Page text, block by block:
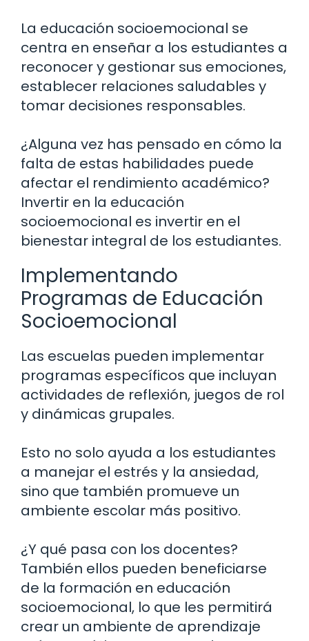
La educación socioemocional se
centra en enseñar a los estudiantes a
reconocer y gestionar sus emociones,
establecer relaciones saludables y
tomar decisiones responsables.
¿Alguna vez has pensado en cómo la
falta de estas habilidades puede
afectar el rendimiento académico?
Invertir en la educación
socioemocional es invertir en el
bienestar integral de los estudiantes.
Implementando
Programas de Educación
Socioemocional
Las escuelas pueden implementar
programas específicos que incluyan
actividades de reflexión, juegos de rol
y dinámicas grupales.
Esto no solo ayuda a los estudiantes
a manejar el estrés y la ansiedad,
sino que también promueve un
ambiente escolar más positivo.
¿Y qué pasa con los docentes?
También ellos pueden beneficiarse
de la formación en educación
socioemocional, lo que les permitirá
crear un ambiente de aprendizaje